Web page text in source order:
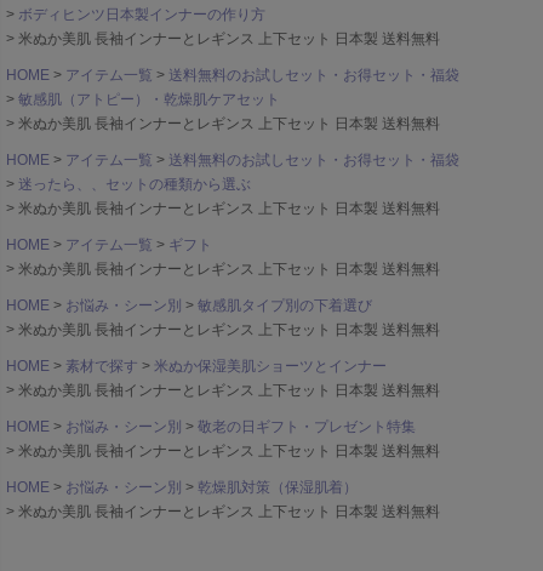
ボディヒンツ日本製インナーの作り方
米ぬか美肌 長袖インナーとレギンス 上下セット 日本製 送料無料
HOME アイテム一覧
送料無料のお試しセット・お得セット・福袋
敏感肌（アトピー）・乾燥肌ケアセット
米ぬか美肌 長袖インナーとレギンス 上下セット 日本製 送料無料
HOME アイテム一覧
送料無料のお試しセット・お得セット・福袋
迷ったら、、セットの種類から選ぶ
米ぬか美肌 長袖インナーとレギンス 上下セット 日本製 送料無料
HOME アイテム一覧
ギフト
米ぬか美肌 長袖インナーとレギンス 上下セット 日本製 送料無料
HOME お悩み・シーン別
敏感肌タイプ別の下着選び
米ぬか美肌 長袖インナーとレギンス 上下セット 日本製 送料無料
HOME 素材で探す
米ぬか保湿美肌ショーツとインナー
米ぬか美肌 長袖インナーとレギンス 上下セット 日本製 送料無料
HOME お悩み・シーン別
敬老の日ギフト・プレゼント特集
米ぬか美肌 長袖インナーとレギンス 上下セット 日本製 送料無料
HOME お悩み・シーン別
乾燥肌対策（保湿肌着）
米ぬか美肌 長袖インナーとレギンス 上下セット 日本製 送料無料